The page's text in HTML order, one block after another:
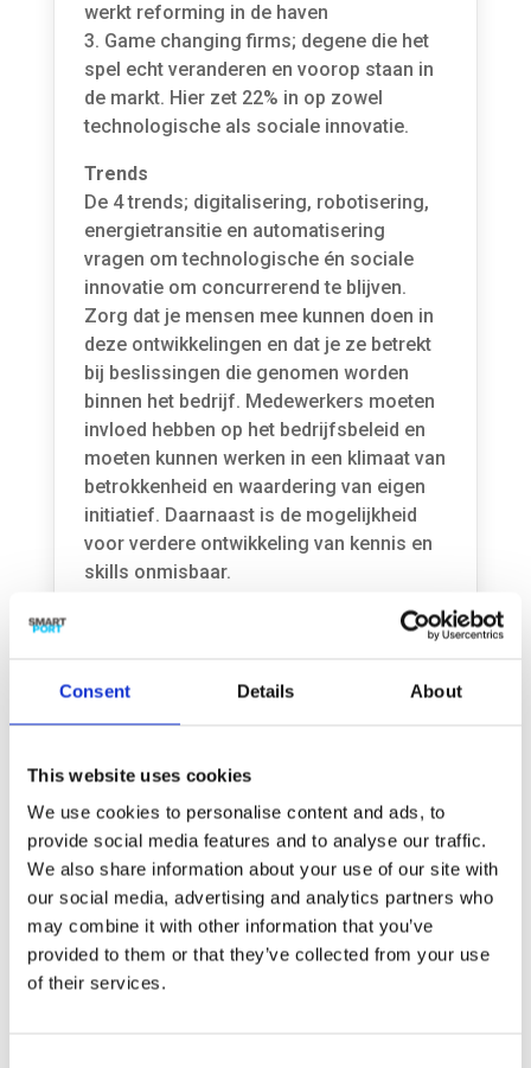
Consent Details About
This website uses cookies
We use cookies to personalise content and ads, to
provide social media features and to analyse our traffic.
We also share information about your use of our site with
our social media, advertising and analytics partners who
may combine it with other information that you’ve
provided to them or that they’ve collected from your use
of their services.
werkt reforming in de haven
3. Game changing firms; degene die het
spel echt veranderen en voorop staan in
de markt. Hier zet 22% in op zowel
technologische als sociale innovatie.
Trends
De 4 trends; digitalisering, robotisering,
energietransitie en automatisering
vragen om technologische én sociale
innovatie om concurrerend te blijven.
Zorg dat je mensen mee kunnen doen in
deze ontwikkelingen en dat je ze betrekt
bij beslissingen die genomen worden
binnen het bedrijf. Medewerkers moeten
invloed hebben op het bedrijfsbeleid en
moeten kunnen werken in een klimaat van
betrokkenheid en waardering van eigen
initiatief. Daarnaast is de mogelijkheid
voor verdere ontwikkeling van kennis en
skills onmisbaar.
werknemers de handen ineen sloegen
om onderling een flexibel
gewaardeerd initiatief dat zo goed bleek
te werken, dat het bedrijfsbreed is
ingevoerd. Sociale innovatie kan dus
samen met technologische innovatie
bijdragen aan de efficiëntie en daarmee
de winstgevendheid van een bedrijf.
Impact